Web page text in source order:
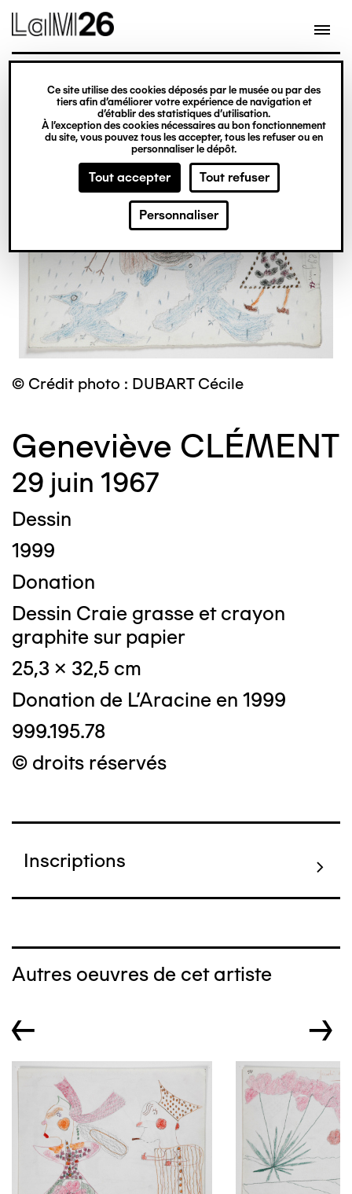
Gestion des cookies
Ce site utilise des cookies déposés par le musée ou par des
tiers afin d’améliorer votre expérience de navigation et
d’établir des statistiques d’utilisation.
À l’exception des cookies nécessaires au bon fonctionnement
du site, vous pouvez tous les accepter, tous les refuser ou en
personnaliser le dépôt.
Tout accepter Tout refuser
Personnaliser
contenu
© Crédit photo : DUBART Cécile
Geneviève CLÉMENT
29 juin 1967
Dessin
1999
Donation
Dessin Craie grasse et crayon
graphite sur papier
25,3 x 32,5 cm
Donation de L'Aracine en 1999
999.195.78
© droits réservés
Inscriptions
Autres oeuvres de cet artiste
← →